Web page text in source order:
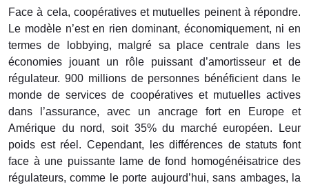
Face à cela, coopératives et mutuelles peinent à répondre.
Le modèle n’est en rien dominant, économiquement, ni en
termes de lobbying, malgré sa place centrale dans les
économies jouant un rôle puissant d’amortisseur et de
régulateur. 900 millions de personnes bénéficient dans le
monde de services de coopératives et mutuelles actives
dans l’assurance, avec un ancrage fort en Europe et
Amérique du nord, soit 35% du marché européen. Leur
poids est réel. Cependant, les différences de statuts font
face à une puissante lame de fond homogénéisatrice des
régulateurs, comme le porte aujourd’hui, sans ambages, la